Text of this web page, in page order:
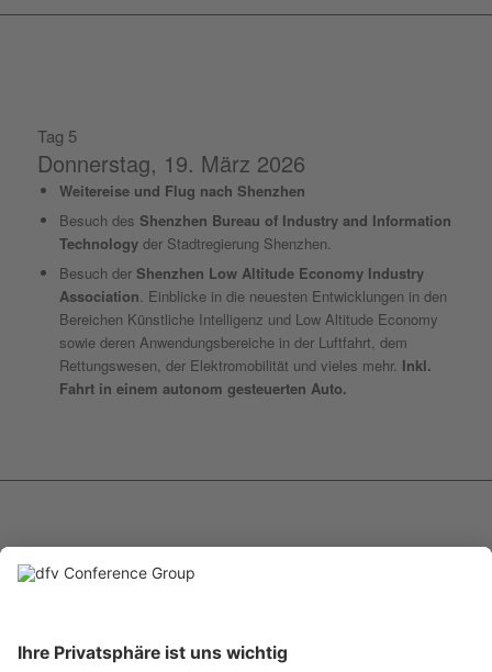
Tag 5
Donnerstag, 19. März 2026
Weitereise und Flug nach Shenzhen
Besuch des Shenzhen Bureau of Industry and Information
Technologyder Stadtregierung Shenzhen.
Besuch der Shenzhen Low Altitude Economy Industry
Association . Einblicke in die neuesten Entwicklungen in den
Bereichen Künstliche Intelligenz und Low Altitude Economy
sowie deren Anwendungsbereiche in der Luftfahrt, dem
Rettungswesen, der Elektromobilität und vieles mehr. Inkl.
Fahrt in einem autonom gesteuerten Auto.
Weiterreise nach Guangzhou